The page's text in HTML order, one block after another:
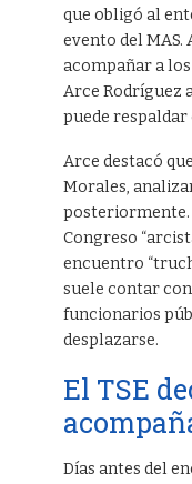
que obligó al
evento del MAS.
acompañar a los
Arce Rodríguez
puede respaldar
Arce destacó
Morales,
posteriormente.
Congreso
encuentro
suele contar
funcionarios
desplazarse.
El TSE
Días antes del